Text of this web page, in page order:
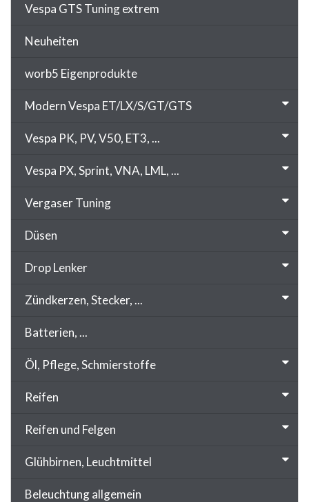
Vespa GTS Tuning extrem
Neuheiten
worb5 Eigenprodukte
Modern Vespa ET/LX/S/GT/GTS
Vespa PK, PV, V50, ET3, ...
Vespa PX, Sprint, VNA, LML, ...
Vergaser Tuning
Düsen
Drop Lenker
Zündkerzen, Stecker, ...
Batterien, ...
Öl, Pflege, Schmierstoffe
Reifen
Reifen und Felgen
Glühbirnen, Leuchtmittel
Beleuchtung allgemein